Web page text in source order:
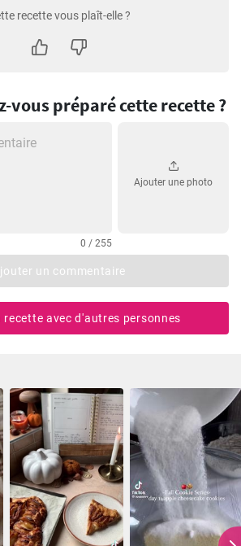
recette vous plaît-elle ?
vous préparé cette recette ?
0 / 255
Ajouter une photo
un commentaire
recette avec d'autres personnes